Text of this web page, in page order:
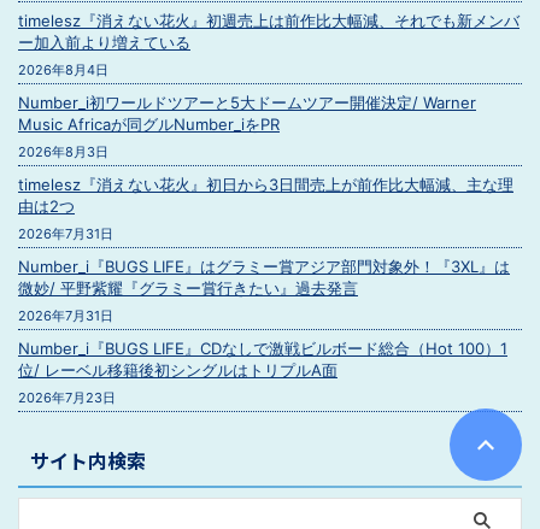
timelesz『消えない花火』初週売上は前作比大幅減、それでも新メンバ
ー加入前より増えている
2026年8月4日
Number_i初ワールドツアーと5大ドームツアー開催決定/ Warner
Music Africaが同グルNumber_iをPR
2026年8月3日
timelesz『消えない花火』初日から3日間売上が前作比大幅減、主な理
由は2つ
2026年7月31日
Number_i『BUGS LIFE』はグラミー賞アジア部門対象外！『3XL』は
微妙/ 平野紫耀『グラミー賞行きたい』過去発言
2026年7月31日
Number_i『BUGS LIFE』CDなしで激戦ビルボード総合（Hot 100）1
位/ レーベル移籍後初シングルはトリプルA面
2026年7月23日
サイト内検索